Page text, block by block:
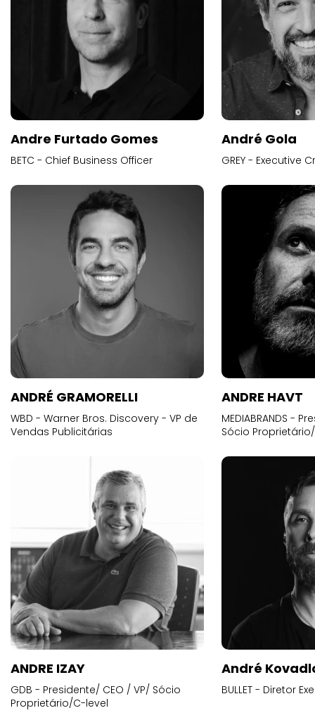
Andre Furtado Gomes
BETC - Chief Business Officer
André Gola
GREY - Executive
ANDRÉ GRAMORELLI
WBD - Warner Bros. Discovery - VP de
Vendas Publicitárias
ANDRE HAVT
MEDIABRANDS -
Sócio
ANDRE IZAY
GDB - Presidente/ CEO / VP/ Sócio
Proprietário/C-level
André
BULLET - Diretor